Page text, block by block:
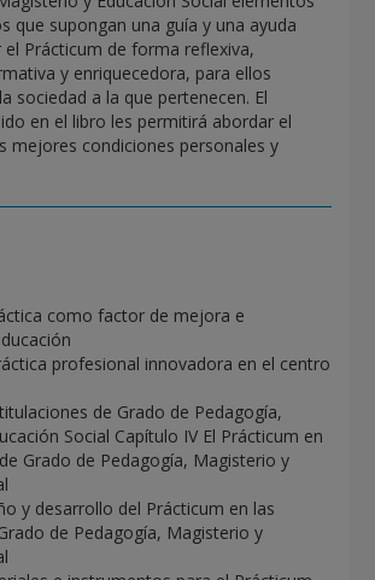
que supongan una guía y una ayuda
el Prácticum de forma reflexiva,
y enriquecedora, para ellos
sociedad a la que pertenecen. El
en el libro les permitirá abordar el
mejores condiciones personales y
como factor de mejora e
profesional innovadora en el centro
de Grado de Pedagogía,
Social Capítulo IV El Prácticum en
Grado de Pedagogía, Magisterio y
y desarrollo del Prácticum en las
de Pedagogía, Magisterio y